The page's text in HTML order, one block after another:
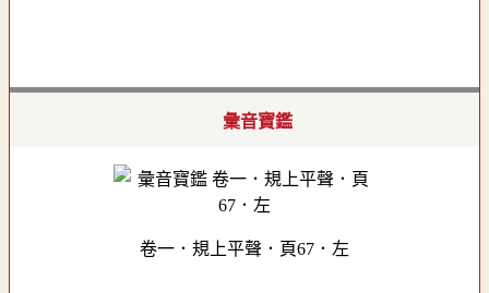
彙音寶鑑
卷一．規上平聲．頁67．左